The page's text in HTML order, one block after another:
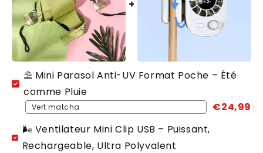
⛱️ Mini Parasol Anti-UV Format Poche – Été
comme Pluie
€24,99
🌬️ Ventilateur Mini Clip USB – Puissant,
Rechargeable, Ultra Polyvalent